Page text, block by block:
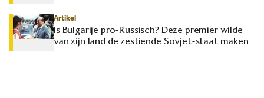
Artikel
Is Bulgarije pro-Russisch? Deze premier wilde
van zijn land de zestiende Sovjet-staat maken